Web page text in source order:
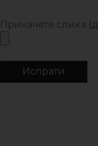
Прикачете слика